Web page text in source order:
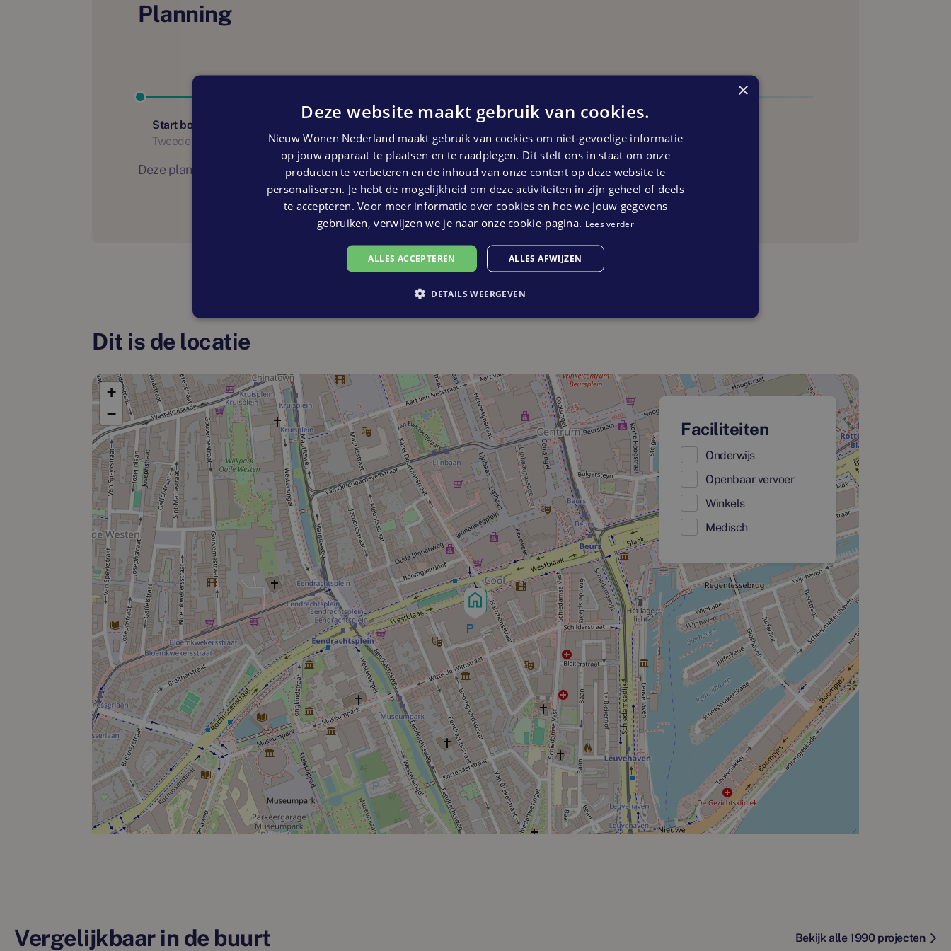
Planning
Start bouw
Tweede kwartaal 2024
Vierde kwartaal 2025
Deze planning is indicatief. Er kunnen geen rechten ontleend worden aan bovenstaande planning
Dit is de locatie
+
−
Faciliteiten
Onderwijs
Openbaar vervoer
Winkels
Medisch
Vergelijkbaar in de buurt Bekijk alle 1990 projecten
×
Deze website maakt gebruik van cookies.
Nieuw Wonen Nederland maakt gebruik van cookies om niet-gevoelige informatie
op jouw apparaat te plaatsen en te raadplegen. Dit stelt ons in staat om onze
producten te verbeteren en de inhoud van onze content op deze website te
personaliseren. Je hebt de mogelijkheid om deze activiteiten in zijn geheel of deels
te accepteren. Voor meer informatie over cookies en hoe we jouw gegevens
gebruiken, verwijzen we je naar onze cookie-pagina. Lees verder
ALLES ACCEPTEREN ALLES AFWIJZEN
DETAILS WEERGEVEN